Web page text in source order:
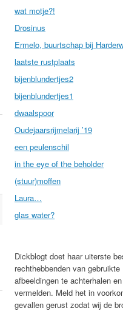
wat motje?!
Drosinus
Ermelo, buurtschap bij
laatste rustplaats
bijenblundertjes2
bijenblundertjes1
dwaalspoor
Oudejaarsrijmelarij ’19
een peulenschil
in the eye of the beholder
(stuur)moffen
Laura…
glas water?
Dickblogt doet haar uiterste
rechthebbenden van gebruikte
afbeeldingen te achterhalen en
vermelden. Meld het in
gevallen gerust zodat wij de